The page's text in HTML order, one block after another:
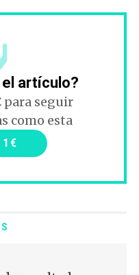
artículo?
para seguir
como esta
1€